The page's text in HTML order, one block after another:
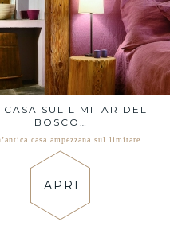
CASA SUL LIMITAR DEL
BOSCO…
casa ampezzana sul limitare
APRI